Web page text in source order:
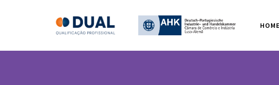
HOME